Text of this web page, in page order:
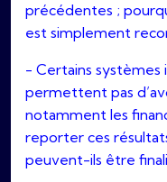
précédentes ;
est simplement
- Certains
permettent pas
notamment les
reporter ces
peuvent-ils être